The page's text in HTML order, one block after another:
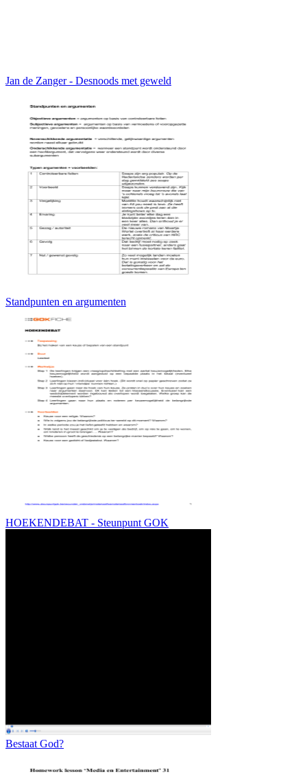
Jan de Zanger - Desnoods met geweld
Standpunten en argumenten
HOEKENDEBAT - Steunpunt GOK
Bestaat God?